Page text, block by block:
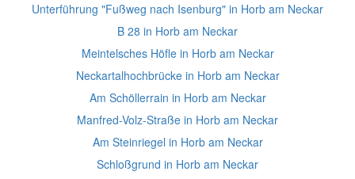
Unterführung "Fußweg nach Isenburg" in Horb am Neckar
B 28 in Horb am Neckar
Meintelsches Höfle in Horb am Neckar
Neckartalhochbrücke in Horb am Neckar
Am Schöllerrain in Horb am Neckar
Manfred-Volz-Straße in Horb am Neckar
Am Steinriegel in Horb am Neckar
Schloßgrund in Horb am Neckar